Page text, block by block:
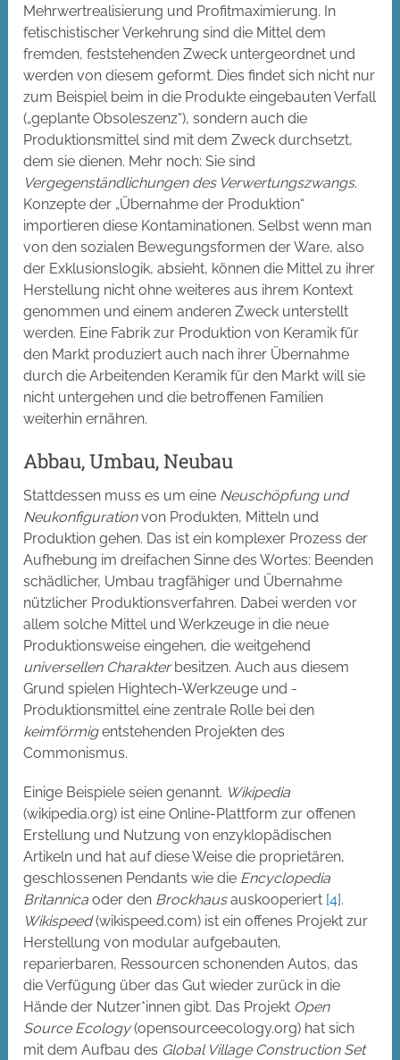
Mehrwertrealisierung und Profitmaximierung. In
fetischistischer Verkehrung sind die Mittel dem
fremden, feststehenden Zweck untergeordnet und
werden von diesem geformt. Dies findet sich nicht nur
zum Beispiel beim in die Produkte eingebauten Verfall
(„geplante Obsoleszenz“), sondern auch die
Produktionsmittel sind mit dem Zweck durchsetzt,
dem sie dienen. Mehr noch: Sie sind
Vergegenständlichungen des Verwertungszwangs.
Konzepte der „Übernahme der Produktion“
importieren diese Kontaminationen. Selbst wenn man
von den sozialen Bewegungsformen der Ware, also
der Exklusionslogik, absieht, können die Mittel zu ihrer
Herstellung nicht ohne weiteres aus ihrem Kontext
genommen und einem anderen Zweck unterstellt
werden. Eine Fabrik zur Produktion von Keramik für
den Markt produziert auch nach ihrer Übernahme
durch die Arbeitenden Keramik für den Markt will sie
nicht untergehen und die betroffenen Familien
weiterhin ernähren.
Abbau, Umbau, Neubau
Stattdessen muss es um eine Neuschöpfung und
Neukonfigurationvon Produkten, Mitteln und
Produktion gehen. Das ist ein komplexer Prozess der
Aufhebung im dreifachen Sinne des Wortes: Beenden
schädlicher, Umbau tragfähiger und Übernahme
nützlicher Produktionsverfahren. Dabei werden vor
allem solche Mittel und Werkzeuge in die neue
Produktionsweise eingehen, die weitgehend
universellen Charakterbesitzen. Auch aus diesem
Grund spielen Hightech-Werkzeuge und -
Produktionsmittel eine zentrale Rolle bei den
keimförmigentstehenden Projekten des
Commonismus.
Einige Beispiele seien genannt. Wikipedia
(wikipedia.org) ist eine Online-Plattform zur offenen
Erstellung und Nutzung von enzyklopädischen
Artikeln und hat auf diese Weise die proprietären,
geschlossenen Pendants wie die Encyclopedia
Britannica oder den Brockhausauskooperiert [4].
Wikispeed(wikispeed.com) ist ein offenes Projekt zur
Herstellung von modular aufgebauten,
reparierbaren, Ressourcen schonenden Autos, das
die Verfügung über das Gut wieder zurück in die
Hände der Nutzer*innen gibt. Das Projekt Open
Source Ecology(opensourceecology.org) hat sich
mit dem Aufbau des Global Village Construction Set